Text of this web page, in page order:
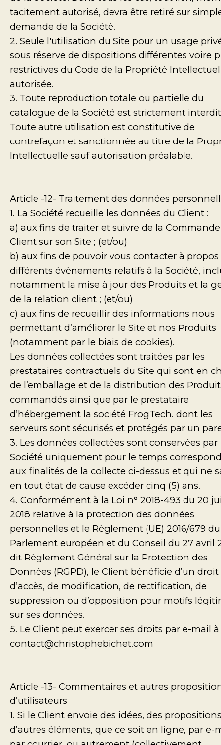
tacitement autorisé, devra être retiré sur
demande de la Société.
2. Seule l'utilisation du Site pour un usage
sous réserve de dispositions différentes voire
restrictives du Code de la Propriété
autorisée.
3. Toute reproduction totale ou partielle du
catalogue de la Société est strictement
Toute autre utilisation est constitutive de
contrefaçon et sanctionnée au titre de la
Intellectuelle sauf autorisation préalable.
Article -12- Traitement des données
1. La Société recueille les données du Client :
a) aux fins de traiter et suivre de la
Client sur son Site ; (et/ou)
b) aux fins de pouvoir vous contacter à propos
différents évènements relatifs à la Société,
notamment la mise à jour des Produits et la
de la relation client ; (et/ou)
c) aux fins de recueillir des informations nous
permettant d’améliorer le Site et nos Produits
(notamment par le biais de cookies).
Les données collectées sont traitées par les
prestataires contractuels du Site qui sont en
de l’emballage et de la distribution des
commandés ainsi que par le prestataire
d’hébergement la société FrogTech. dont les
serveurs sont sécurisés et protégés par un
3. Les données collectées sont conservées par
Société uniquement pour le temps
aux finalités de la collecte ci-dessus et qui ne
en tout état de cause excéder cinq (5) ans.
4. Conformément à la Loi n° 2018-493 du 20
2018 relative à la protection des données
personnelles et le Règlement (UE) 2016/679 du
Parlement européen et du Conseil du 27 avril
dit Règlement Général sur la Protection des
Données (RGPD), le Client bénéficie d’un droit
d’accès, de modification, de rectification, de
suppression ou d’opposition pour motifs
sur ses données.
5. Le Client peut exercer ses droits par e-mail à
contact@christophebichet.com
Article -13- Commentaires et autres
d’utilisateurs
1. Si le Client envoie des idées, des
d’autres éléments, que ce soit en ligne, par e-